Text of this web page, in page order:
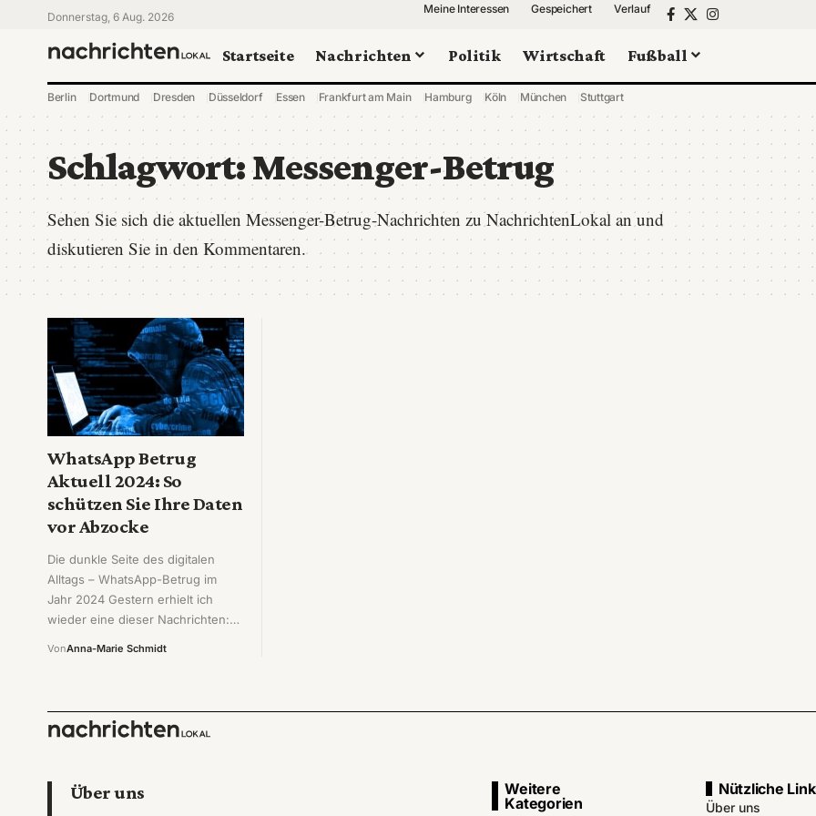
Donnerstag, 6 Aug. 2026
Meine Interessen Gespeichert Verlauf
Startseite Nachrichten Politik Wirtschaft Fußball
Berlin Dortmund Dresden Düsseldorf Essen Frankfurt am Main Hamburg Köln München Stuttgart
Schlagwort:Messenger-Betrug
Sehen Sie sich die aktuellen Messenger-Betrug-Nachrichten zu NachrichtenLokal an und
diskutieren Sie in den Kommentaren.
WhatsApp Betrug
Aktuell 2024: So
schützen Sie Ihre Daten
vor Abzocke
Die dunkle Seite des digitalen
Alltags – WhatsApp-Betrug im
Jahr 2024 Gestern erhielt ich
wieder eine dieser Nachrichten:…
VonAnna-Marie Schmidt
Über uns
Weitere
Kategorien
Nützliche
Über uns